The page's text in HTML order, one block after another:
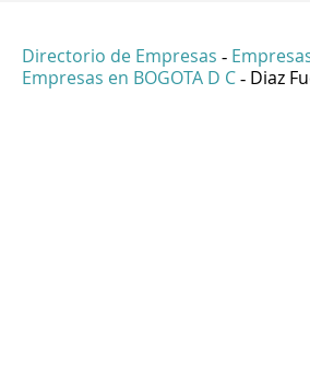
Directorio de Empresas -
Empresas en BOGOTA D C - Diaz